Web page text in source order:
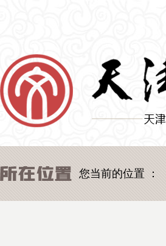
您当前的位置 ：